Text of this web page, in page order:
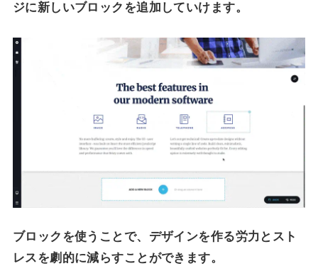
ジに新しいブロックを追加していけます。
ブロックを使うことで、デザインを作る労力とスト
レスを劇的に減らすことができます。